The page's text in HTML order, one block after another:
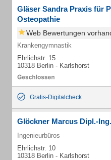
Gläser Sandra Praxis für
Osteopathie
Web Bewertungen
Krankengymnastik
Ehrlichstr. 15
10318 Berlin - Karlshorst
Gratis-Digitalcheck
Glöckner Marcus Dipl.-
Ingenieurbüros
Ehrlichstr. 10
10318 Berlin - Karlshorst